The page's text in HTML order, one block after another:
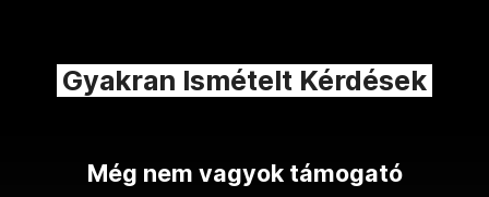
Gyakran Ismételt Kérdések
Még nem vagyok támogató